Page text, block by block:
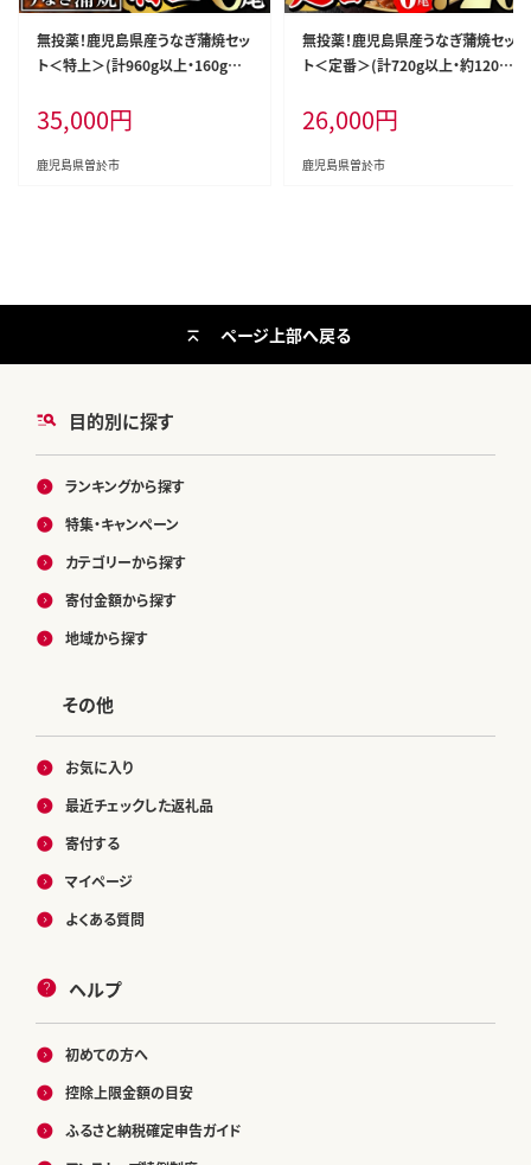
無投薬！鹿児島県産うなぎ蒲焼セッ
ト＜特上＞(計960g以上・160g以
【西日本養鰻】C7-v02
35,000円
鹿児島県曽於市
無投薬！鹿児島県産うなぎ蒲焼セッ
ト＜定番＞(計720g以上・約120g
【西日本養鰻】B145-v03
26,000円
鹿児島県曽於市
目的別に探す
ランキングから探す
特集・キャンペーン
カテゴリーから探す
寄付金額から探す
地域から探す
その他
お気に入り
最近チェックした返礼品
寄付する
マイページ
よくある質問
ヘルプ
初めての方へ
控除上限金額の目安
ふるさと納税確定申告ガイド
ページ上部へ戻る